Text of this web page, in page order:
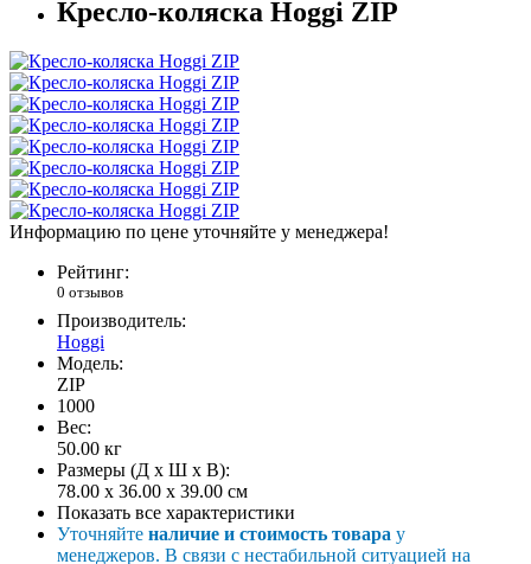
Кресло-коляска Hoggi ZIP
Информацию по цене уточняйте у менеджера!
Рейтинг:
0 отзывов
Производитель:
Hoggi
Модель:
ZIP
1000
Вес:
50.00 кг
Размеры (Д x Ш x В):
78.00 x 36.00 x 39.00 см
Показать все характеристики
Уточняйте наличие и стоимость товара у
менеджеров. В связи с нестабильной ситуацией на